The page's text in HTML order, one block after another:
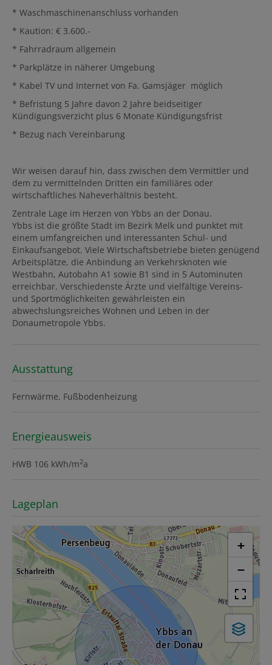
* Waschmaschinenanschluss vorhanden
* Kaution: € 3.600.-
* Fahrradraum allgemein
* Parkplätze in näherer Umgebung
* Kabel TV und Internet von Fa. Gamsjäger möglich
* Befristung 5 Jahre davon 2 Jahre beidseitiger
Kündigungsverzicht plus 6 Monate Kündigungsfrist
* Bezug nach Vereinbarung
Wir weisen darauf hin, dass zwischen dem Vermittler und
dem zu vermittelnden Dritten ein familiäres oder
wirtschaftliches Naheverhältnis besteht.
Zentrale Lage im Herzen von Ybbs an der Donau.
Ybbs ist die größte Stadt im Bezirk Melk und punktet mit
einem umfangreichen und interessanten Schul- und
Einkaufsangebot. Viele Wirtschaftsbetriebe bieten genügend
Arbeitsplätze, die Anbindung an Verkehrsknoten wie
Westbahn, Autobahn A1 sowie B1 sind in 5 Autominuten
erreichbar. Verschiedenste Ärzte und vielfältige Vereins-
und Sportmöglichkeiten gewährleisten ein
abwechslungsreiches Wohnen und Leben in der
Donaumetropole Ybbs.
Ausstattung
Fernwärme Fußbodenheizung
Energieausweis
HWB 106 kWh/m2a
Lageplan
+
−